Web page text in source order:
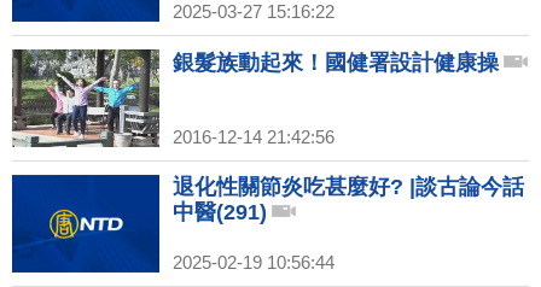
2025-03-27 15:16:22
銀髮族動起來！國健署設計健康操
2016-12-14 21:42:56
退化性關節炎吃甚麼好? |談古論今話
中醫(291)
2025-02-19 10:56:44